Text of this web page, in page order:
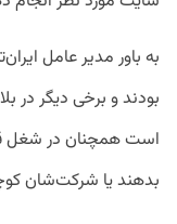
به باور مدیر عامل
بودند و برخی دیگر در
است همچنان در شغل
بدهند یا شرکت‌شان